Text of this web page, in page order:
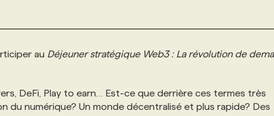
au Déjeuner stratégique Web3 : La révolution de
DeFi, Play to earn… Est-ce que derrière ces termes très
du numérique? Un monde décentralisé et plus rapide? Des